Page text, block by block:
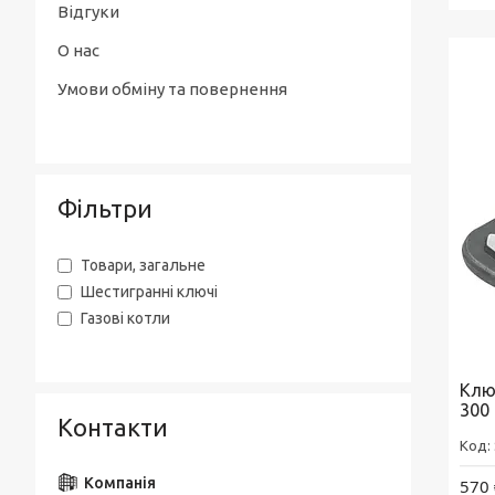
570
Відгуки
О нас
Умови обміну та повернення
Фільтри
Товари, загальне
Шестигранні ключі
Газові котли
Контакти